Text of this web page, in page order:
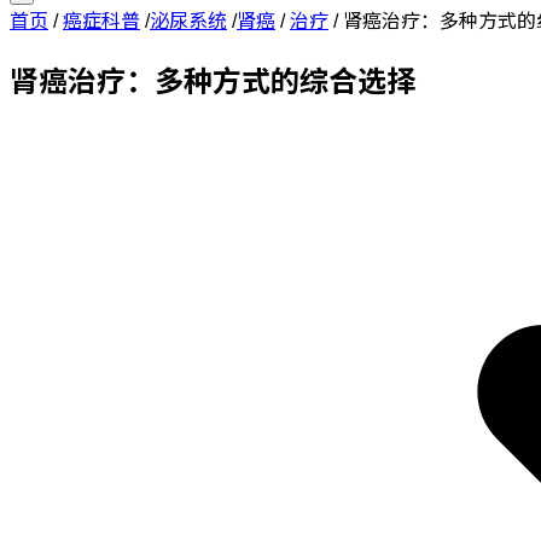
首页 /癌症科普/泌尿系统/肾癌/治疗/ 肾癌治疗：多种方式
肾癌治疗：多种方式的综合选择